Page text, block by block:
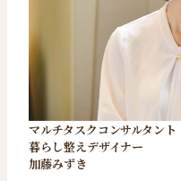
マルチタスクコンサルタント
暮らし整えデザイナー
加藤みずき